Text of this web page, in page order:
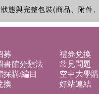
態與完整包裝(商品、附件
募 禮券兌換
書館分類法 常見問題
採購/編目 空中大學
換 好站連結